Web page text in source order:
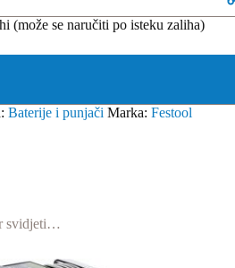
(može se naručiti po isteku zaliha)
Baterije i punjači Marka: Festool
svidjeti…